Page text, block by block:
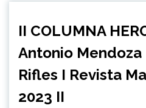
II COLUMNA
Antonio Mendoza
Rifles I Revista
2023 II